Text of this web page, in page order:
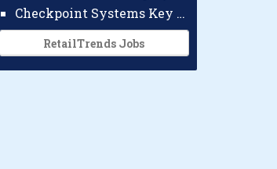
Checkpoint Systems Key Accountmanager Benelux
RetailTrends Jobs